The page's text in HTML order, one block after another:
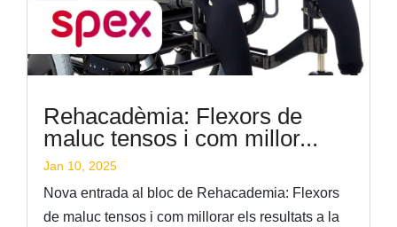
Rehacadèmia: Flexors de
maluc tensos i com millor...
Jan 10, 2025
Nova entrada al bloc de Rehacademia: Flexors
de maluc tensos i com millorar els resultats a la